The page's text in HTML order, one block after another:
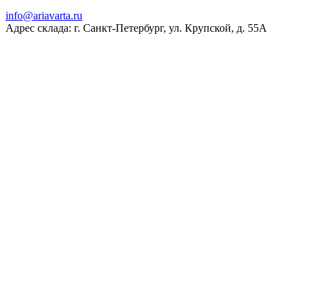
ur.atravaira@ofni
Адрес склада: г. Санкт-Петербург, ул. Крупской, д. 55А